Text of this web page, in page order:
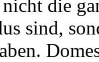
die
sind,